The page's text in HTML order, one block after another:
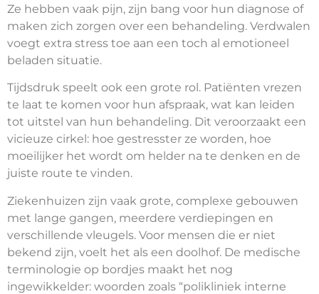
Ze hebben vaak pijn, zijn bang voor hun diagnose of
maken zich zorgen over een behandeling. Verdwalen
voegt extra stress toe aan een toch al emotioneel
beladen situatie.
Tijdsdruk speelt ook een grote rol. Patiënten vrezen
te laat te komen voor hun afspraak, wat kan leiden
tot uitstel van hun behandeling. Dit veroorzaakt een
vicieuze cirkel: hoe gestresster ze worden, hoe
moeilijker het wordt om helder na te denken en de
juiste route te vinden.
Ziekenhuizen zijn vaak grote, complexe gebouwen
met lange gangen, meerdere verdiepingen en
verschillende vleugels. Voor mensen die er niet
bekend zijn, voelt het als een doolhof. De medische
terminologie op bordjes maakt het nog
ingewikkelder: woorden zoals “polikliniek interne